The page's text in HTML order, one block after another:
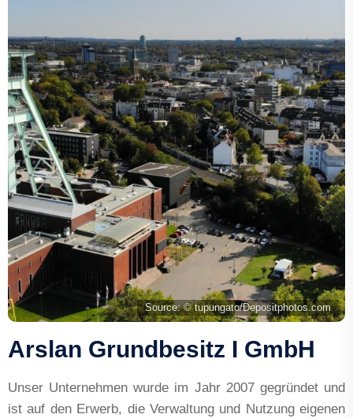
Source:© tupungato/Depositphotos.com
Arslan Grundbesitz I GmbH
Unser Unternehmen wurde im Jahr 2007 gegründet und
ist auf den Erwerb, die Verwaltung und Nutzung eigenen